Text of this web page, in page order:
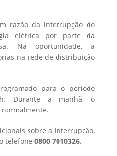
razão da interrupção do
elétrica por parte da
Na oportunidade, a
na rede de distribuição
para o período
Durante a manhã, o
sobre a interrupção,
telefone 0800 7010326.